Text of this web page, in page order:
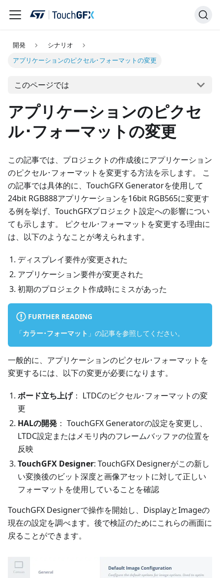
開発
シナリオ
アプリケーションのピクセル･フォーマットの変更
このページでは
アプリケーションのピクセ
ル･フォーマットの変更
この記事では、プロジェクトの作成後にアプリケーション
のピクセル･フォーマットを変更する方法を示します。 こ
の記事では具体的に、TouchGFX Generatorを使用して
24bit RGB888アプリケーションを16bit RGB565に変更す
る例を挙げ、TouchGFXプロジェクト設定への影響につい
ても示します。 ピクセル･フォーマットを変更する理由に
は、以下のようなことが考えられます。
ディスプレイ要件が変更された
アプリケーション要件が変更された
初期のプロジェクト作成時にミスがあった
FURTHER READING
「カラー･フォーマット 」の記事を参照してください。
一般的に、アプリケーションのピクセル･フォーマットを
変更するには、以下の変更が必要になります。
ボード立ち上げ： LTDCのピクセル･フォーマットの変
更
HALの開発 ： TouchGFX Generatorの設定を変更し、
LTDC設定またはメモリ内のフレームバッファの位置を
反映
TouchGFX Designer: TouchGFX Designerがこの新し
い変換後のビット深度と画像アセットに対して正しい
フォーマットを使用していることを確認
TouchGFX Designerで操作を開始し、DisplayとImageの
現在の設定を調べます。後で検証のためにこれらの画面に
戻ることができます。